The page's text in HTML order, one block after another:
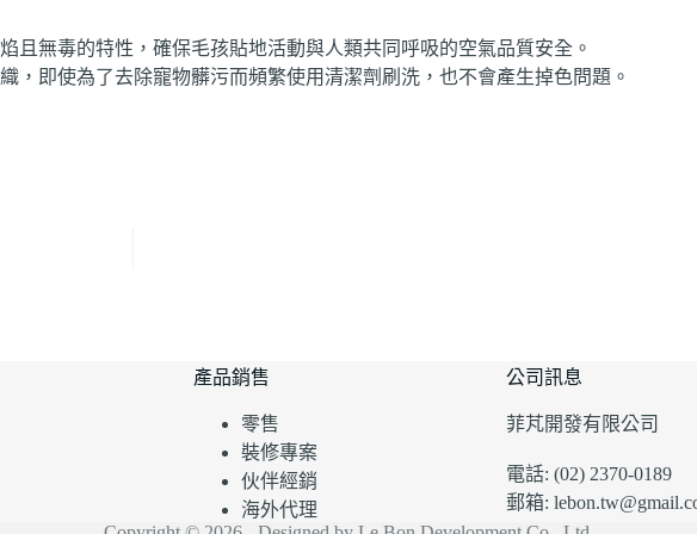
且無毒的特性，確保毛孩貼地活動與人類共同呼吸的空氣品質安全。
，即使為了去除寵物髒污而頻繁使用清潔劑刷洗，也不會產生掉色問題。
產品銷售
零售
裝修專案
伙伴經銷
海外代理
公司訊息
菲芃開發有限公司
電話: (02) 2370-0189
郵箱: